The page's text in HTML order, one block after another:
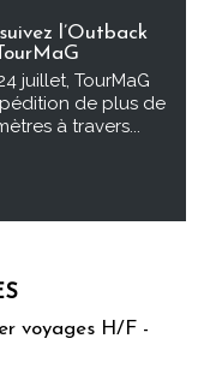
l’Outback
juillet, TourMaG
de plus de
à travers...
voyages H/F -